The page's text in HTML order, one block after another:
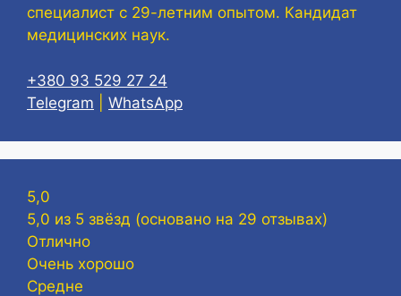
специалист с 29-летним опытом. Кандидат
медицинских наук.
+380 93 529 27 24
Telegram
WhatsApp
5,0
5,0 из 5 звёзд (основано на 29 отзывах)
Отлично
Очень хорошо
Средне